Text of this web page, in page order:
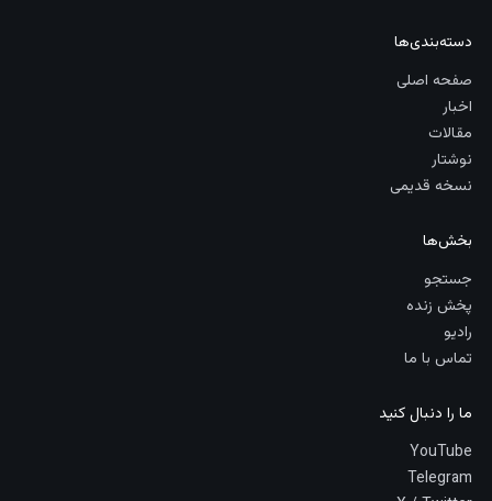
دسته‌بندی‌ها
صفحه اصلی
اخبار
مقالات
نوشتار
نسخه قدیمی
بخش‌ها
جستجو
پخش زنده
رادیو
تماس با ما
ما را دنبال کنید
YouTube
Telegram